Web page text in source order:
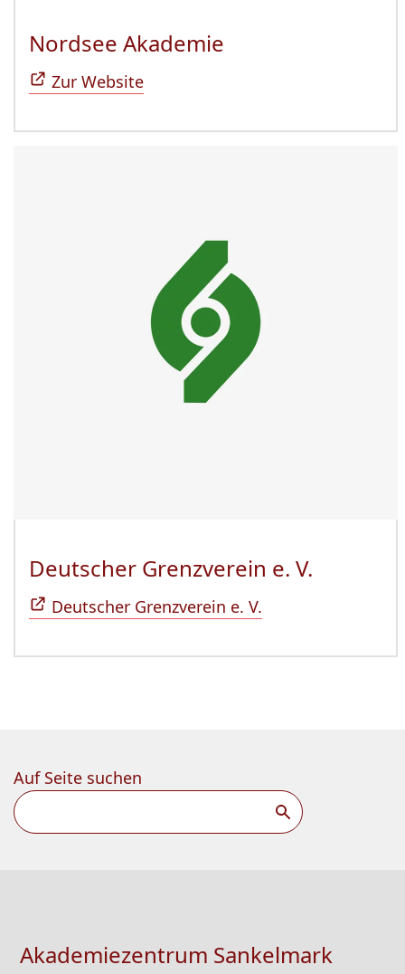
Nordsee Akademie
Zur Website
Deutscher Grenzverein e. V.
Deutscher Grenzverein e. V.
Auf Seite suchen
Suchen
Akademiezentrum Sankelmark